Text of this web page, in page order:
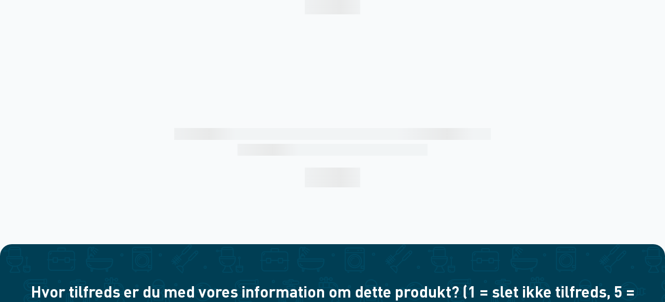
Hvor tilfreds er du med vores information om dette produkt? (1 = slet ikke tilfreds, 5 =